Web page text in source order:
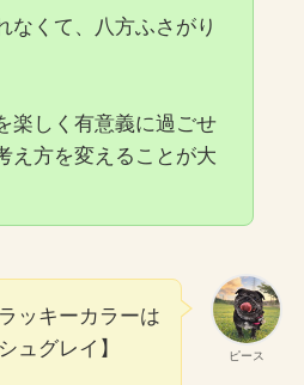
なくて、八方ふさがり
楽しく有意義に過ごせ
え方を変えることが大
ピース
ッキーカラーは
ュグレイ】